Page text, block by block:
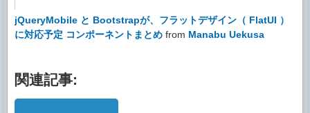
jQueryMobile と Bootstrapが、フラットデザイン（ FlatUI ）
に対応予定 コンポーネントまとめ from Manabu Uekusa
関連記事: